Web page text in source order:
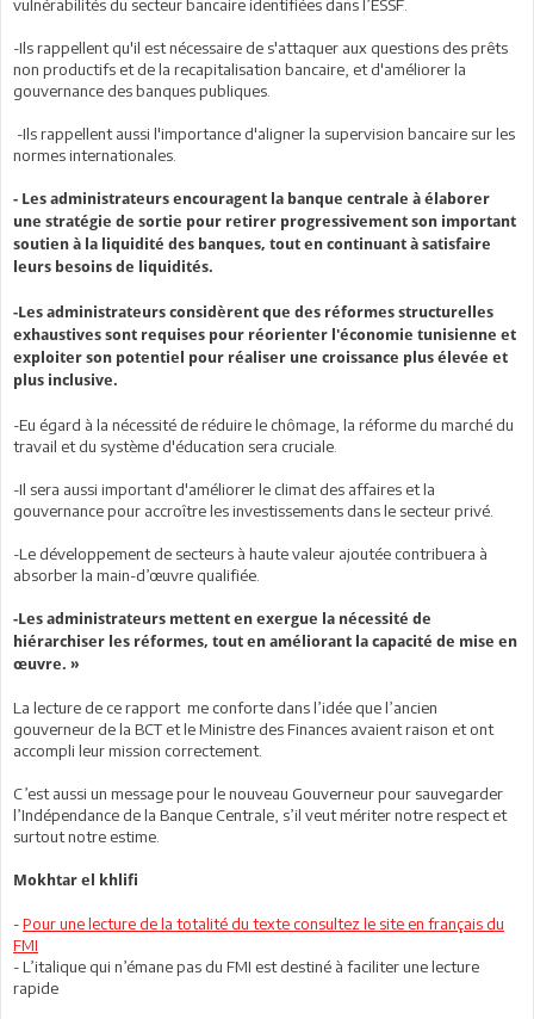
vulnérabilités du secteur bancaire identifiées dans l’ESSF.
-Ils rappellent qu'il est nécessaire de s'attaquer aux questions des prêts
non productifs et de la recapitalisation bancaire, et d'améliorer la
gouvernance des banques publiques.
-Ils rappellent aussi l'importance d'aligner la supervision bancaire sur les
normes internationales.
- Les administrateurs encouragent la banque centrale à élaborer
une stratégie de sortie pour retirer progressivement son important
soutien à la liquidité des banques, tout en continuant à satisfaire
leurs besoins de liquidités.
-Les administrateurs considèrent que des réformes structurelles
exhaustives sont requises pour réorienter l'économie tunisienne et
exploiter son potentiel pour réaliser une croissance plus élevée et
plus inclusive.
-Eu égard à la nécessité de réduire le chômage, la réforme du marché du
travail et du système d'éducation sera cruciale.
-Il sera aussi important d'améliorer le climat des affaires et la
gouvernance pour accroître les investissements dans le secteur privé.
-Le développement de secteurs à haute valeur ajoutée contribuera à
absorber la main-d’œuvre qualifiée.
-Les administrateurs mettent en exergue la nécessité de
hiérarchiser les réformes, tout en améliorant la capacité de mise en
œuvre. »
La lecture de ce rapport me conforte dans l’idée que l’ancien
gouverneur de la BCT et le Ministre des Finances avaient raison et ont
accompli leur mission correctement.
C’est aussi un message pour le nouveau Gouverneur pour sauvegarder
l’Indépendance de la Banque Centrale, s’il veut mériter notre respect et
surtout notre estime.
Mokhtar el khlifi
-Pour une lecture de la totalité du texte consultez le site en français du
FMI
- L’italique qui n’émane pas du FMI est destiné à faciliter une lecture
rapide